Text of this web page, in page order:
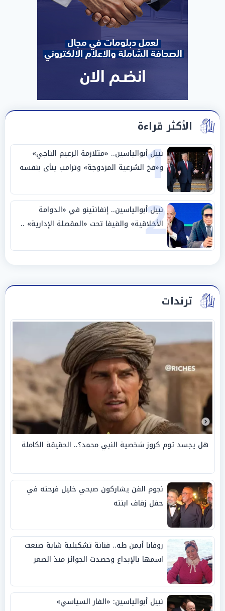
الأكثر قراءة
1
نبيل أبوالياسين.. «متلازمة الزعيم الناجي»
و«فخ الشرعية المزدوجة» وترامب ينأى بنفسه
وحليفه في «ميتم استراتيجي»
2
نبيل أبوالياسين.. إنفانتينو في «الدوامة
الأخلاقية» والفيفا تحت «المقصلة الإدارية» ..
«عبادة العرش وجنازة المصداقية»
ترندات
هل يجسد توم كروز شخصية النبي محمد؟.. الحقيقة الكاملة
نجوم الفن يشاركون صبحي خليل فرحته في
حفل زفاف ابنته
روفانا أيمن طه.. فنانة تشكيلية شابة صنعت
اسمها بالإبداع وحصدت الجوائز منذ الصغر
نبيل أبوالياسين: «الفار السياسي»